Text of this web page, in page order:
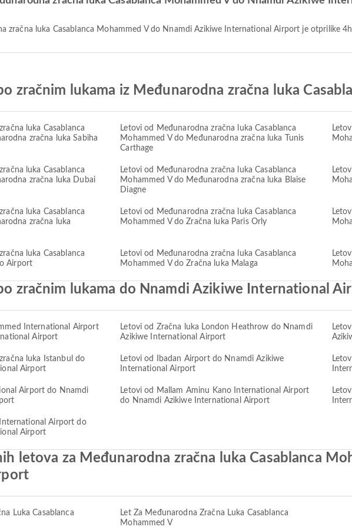
zračna luka Casablanca Mohammed V do Nnamdi Azikiwe International Airport je otprilike
zračnim lukama iz Međunarodna zračna luka
luka Casablanca
zračna luka Sabiha
Letovi od Međunarodna zračna luka Casablanca
Mohammed V do Međunarodna zračna luka Tunis
Carthage
luka Casablanca
zračna luka Dubai
Letovi od Međunarodna zračna luka Casablanca
Mohammed V do Međunarodna zračna luka Blaise
Diagne
luka Casablanca
zračna luka
Letovi od Međunarodna zračna luka Casablanca
Mohammed V do Zračna luka Paris Orly
luka Casablanca
Airport
Letovi od Međunarodna zračna luka Casablanca
Mohammed V do Zračna luka Malaga
zračnim lukama do Nnamdi Azikiwe International
International Airport
Airport
Letovi od Zračna luka London Heathrow do Nnamdi
Azikiwe International Airport
luka Istanbul do
Airport
Letovi od Ibadan Airport do Nnamdi Azikiwe
International Airport
Airport do Nnamdi
Letovi od Mallam Aminu Kano International Airport
do Nnamdi Azikiwe International Airport
Airport do
Airport
letova za Međunarodna zračna luka Casablanca
Luka Casablanca
Let Za Međunarodna Zračna Luka Casablanca
Mohammed V